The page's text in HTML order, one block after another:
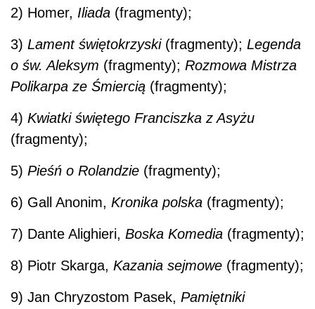
2) Homer, Iliada (fragmenty);
3) Lament świętokrzyski (fragmenty); Legenda
o św. Aleksym (fragmenty); Rozmowa Mistrza
Polikarpa ze Śmiercią (fragmenty);
4) Kwiatki świętego Franciszka z Asyżu
(fragmenty);
5) Pieśń o Rolandzie (fragmenty);
6) Gall Anonim, Kronika polska (fragmenty);
7) Dante Alighieri, Boska Komedia (fragmenty);
8) Piotr Skarga, Kazania sejmowe (fragmenty);
9) Jan Chryzostom Pasek, Pamiętniki